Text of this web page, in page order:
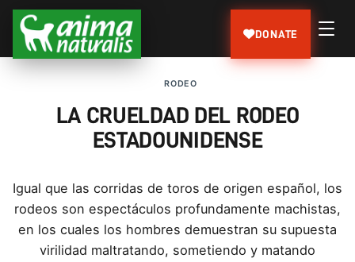
DONATE
RODEO
LA CRUELDAD DEL RODEO
ESTADOUNIDENSE
Igual que las corridas de toros de origen español, los
rodeos son espectáculos profundamente machistas,
en los cuales los hombres demuestran su supuesta
virilidad maltratando, sometiendo y matando